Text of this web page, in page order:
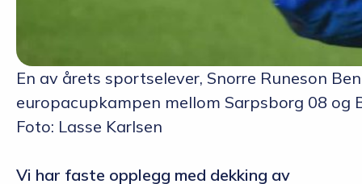
En av årets sportselever, Snorre Runeson
europacupkampen mellom Sarpsborg 08 og
Foto: Lasse Karlsen
Vi har faste opplegg med dekking av